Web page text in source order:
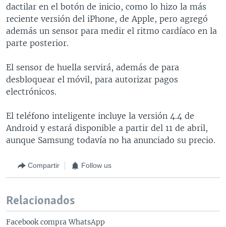
dactilar en el botón de inicio, como lo hizo la más
reciente versión del iPhone, de Apple, pero agregó
además un sensor para medir el ritmo cardíaco en la
parte posterior.
El sensor de huella servirá, además de para
desbloquear el móvil, para autorizar pagos
electrónicos.
El teléfono inteligente incluye la versión 4.4 de
Android y estará disponible a partir del 11 de abril,
aunque Samsung todavía no ha anunciado su precio.
Compartir Follow us
Relacionados
Facebook compra WhatsApp